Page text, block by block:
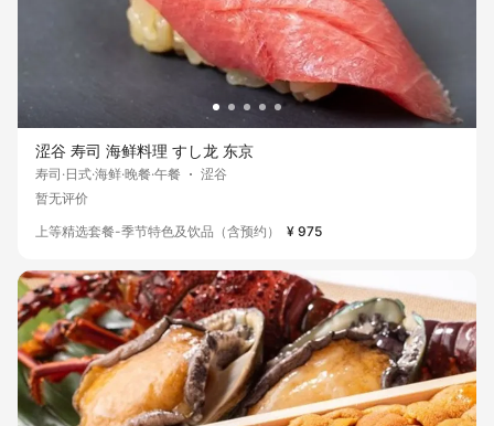
涩谷 寿司 海鲜料理 すし龙 东京
寿司·日式·海鲜·晚餐·午餐
涩谷
暂无评价
上等精选套餐-季节特色及饮品（含预约）
¥ 975